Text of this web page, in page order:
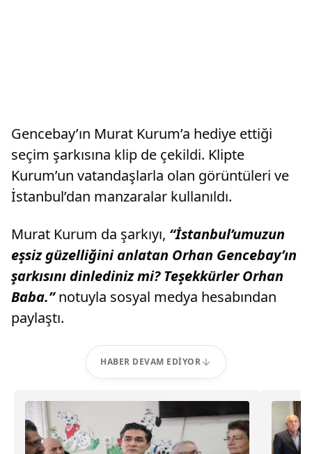
Gencebay’ın Murat Kurum’a hediye ettiği
seçim şarkısına klip de çekildi. Klipte
Kurum’un vatandaşlarla olan görüntüleri ve
İstanbul’dan manzaralar kullanıldı.
Murat Kurum da şarkıyı, “İstanbul’umuzun
eşsiz güzelliğini anlatan Orhan Gencebay’ın
şarkısını dinlediniz mi? Teşekkürler Orhan
Baba.” notuyla sosyal medya hesabından
paylaştı.
HABER DEVAM EDIYOR